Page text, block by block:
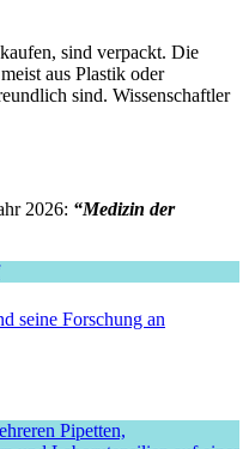
sind verpackt. Die
aus Plastik oder
sind. Wissenschaftler
2026: “Medizin der
seine Forschung an